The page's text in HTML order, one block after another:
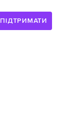
ПІДТРИМАТИ